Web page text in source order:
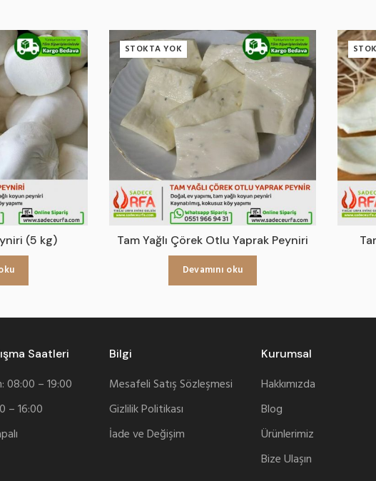
(5 kg)
STOKTA YOK
Tam Yağlı Çörek Otlu Yaprak Peyniri
Devamını oku
Saatleri
08:00 – 19:00
– 16:00
Bilgi
Mesafeli Satış Sözleşmesi
Gizlilik Politikası
İade ve Değişim
Kurumsal
Hakkımızda
Blog
Ürünlerimiz
Bize Ulaşın